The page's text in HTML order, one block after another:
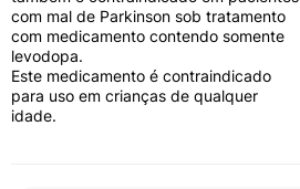
com mal de Parkinson sob tratamento
com medicamento contendo somente
levodopa.
Este medicamento é contraindicado
para uso em crianças de qualquer
idade.